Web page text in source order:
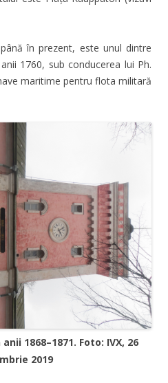
în prezent, este unul dintre
1760, sub conducerea lui Ph.
maritime pentru flota militară
1868–1871. Foto: IVX, 26
2019